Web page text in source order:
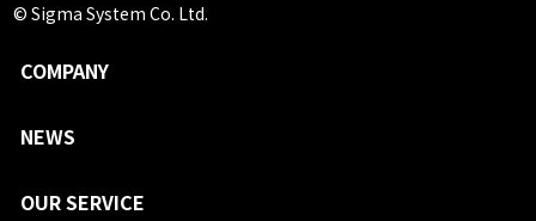
© Sigma System Co. Ltd.
COMPANY
NEWS
OUR SERVICE